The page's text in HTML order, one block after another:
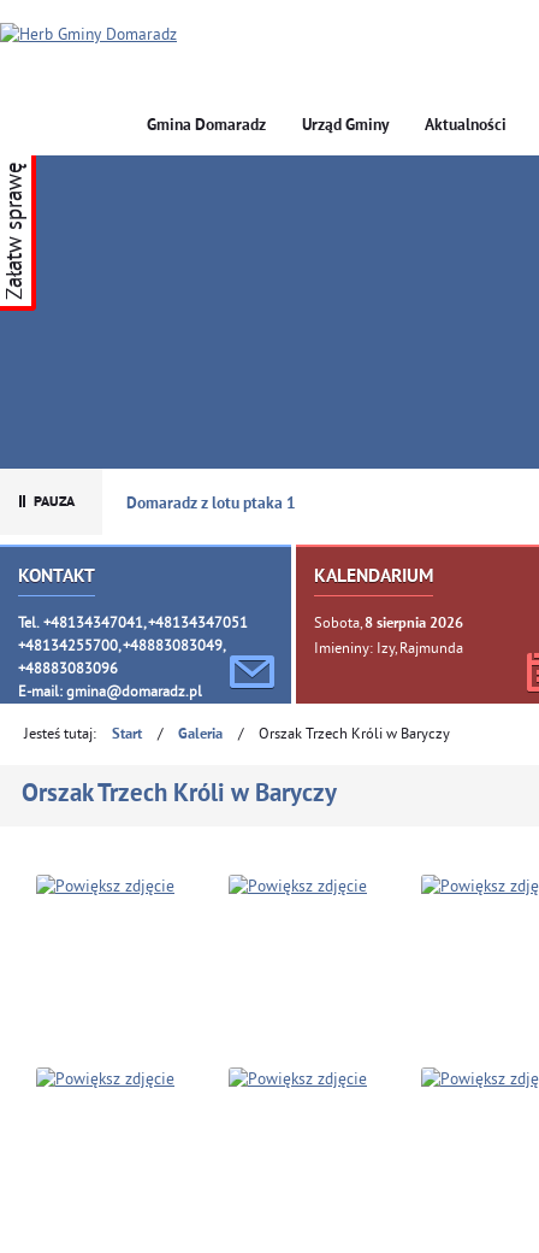
GMINA DOMARADZ
Gmina Domaradz Urząd Gminy Aktualności
Domaradz z lotu ptaka 1
KONTAKT
Tel. +48134347041, +48134347051
+48134255700, +48883083049,
+48883083096
E-mail: gmina@domaradz.pl
KALENDARIUM
Sobota, 8sierpnia 2026
Imieniny: Izy, Rajmunda
Załatw sprawę
Jesteś tutaj: Start / Galeria / Orszak Trzech Króli w Baryczy
Orszak Trzech Króli w Baryczy